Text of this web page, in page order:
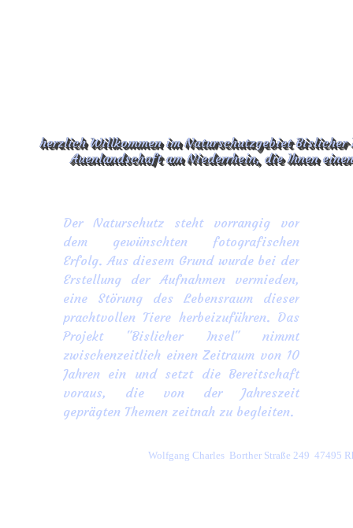
Der Naturschutz steht vorrangig vor
dem gewünschten fotografischen
Erfolg. Aus diesem Grund wurde bei der
Erstellung der Aufnahmen vermieden,
eine Störung des Lebensraum dieser
prachtvollen Tiere herbeizuführen. Das
Projekt "Bislicher Insel" nimmt
zwischenzeitlich einen Zeitraum von 10
Jahren ein und setzt die Bereitschaft
voraus, die von der Jahreszeit
geprägten Themen zeitnah zu begleiten.
herzlich Willkommen im Naturschutzgebiet Bislicher
Auenlandschaft am Niederrhein, die Ihnen
Wolfgang Charles  Borther Straße 249  47495